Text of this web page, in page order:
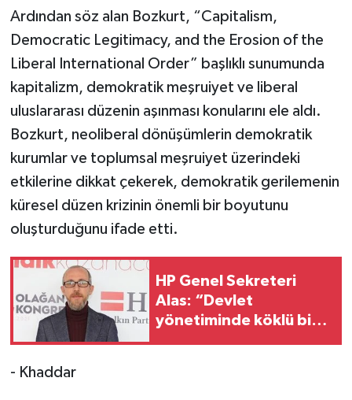
Ardından söz alan Bozkurt, “Capitalism,
Democratic Legitimacy, and the Erosion of the
Liberal International Order” başlıklı sunumunda
kapitalizm, demokratik meşruiyet ve liberal
uluslararası düzenin aşınması konularını ele aldı.
Bozkurt, neoliberal dönüşümlerin demokratik
kurumlar ve toplumsal meşruiyet üzerindeki
etkilerine dikkat çekerek, demokratik gerilemenin
küresel düzen krizinin önemli bir boyutunu
oluşturduğunu ifade etti.
HP Genel Sekreteri
Alas: “Devlet
yönetiminde köklü bir
- Khaddar